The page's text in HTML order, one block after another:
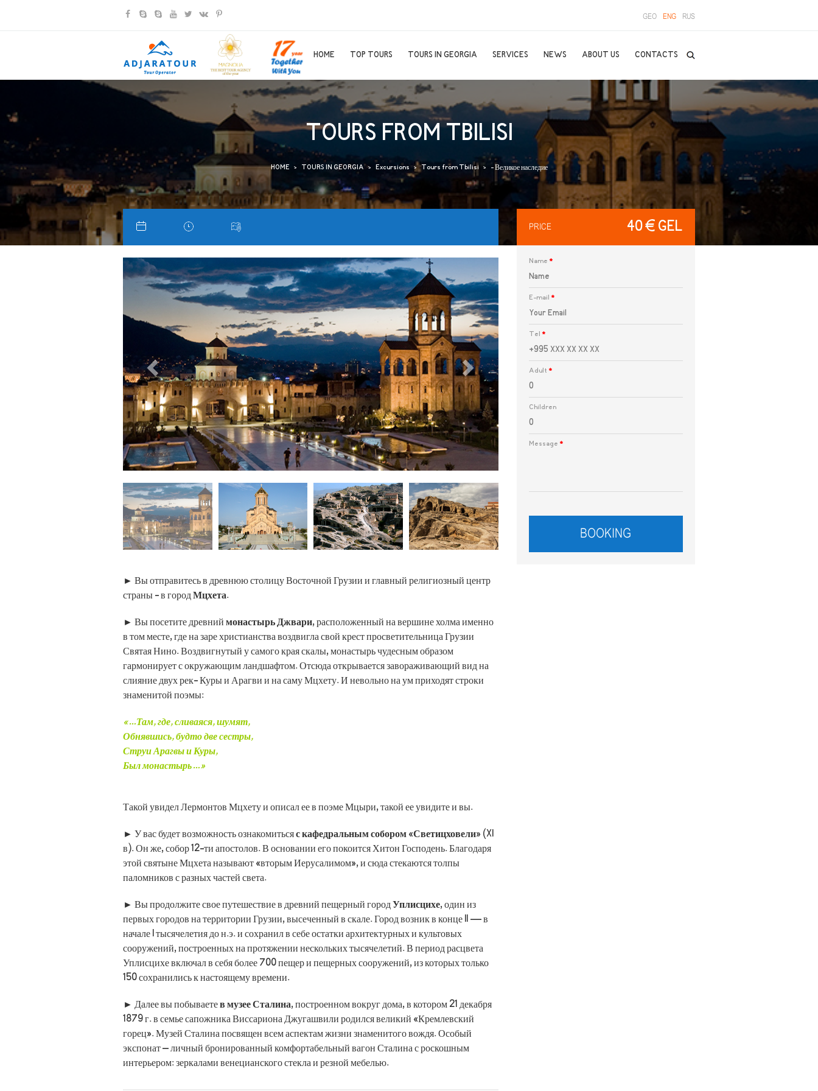
GEO ENG RUS
HOME TOP TOURS TOURS IN GEORGIA SERVICES NEWS ABOUT US CONTACTS
TOURS FROM TBILISI
HOME TOURS IN GEORGIA Excursions Tours from Tbilisi - Великое наследие
Previous
► Вы отправитесь в древнюю столицу Восточной Грузии и главный религиозный центр
страны - в городМцхета.
► Вы посетите древний монастырь Джвари, расположенный на вершине холма именно
в том месте, где на заре христианства воздвигла свой крест просветительница Грузии
Святая Нино. Воздвигнутый у самого края скалы, монастырь чудесным образом
гармонирует с окружающим ландшафтом. Отсюда открывается завораживающий вид на
слияние двух рек- Куры и Арагви и на саму Мцхету. И невольно на ум приходят строки
знаменитой поэмы:
«…Там, где, сливаяся, шумят,
Обнявшись, будто две сестры,
Струи Арагвы и Куры,
Был монастырь…»
Такой увидел Лермонтов Мцхету и описал ее в поэме Мцыри, такой ее увидите и вы.
► У вас будет возможность ознакомитьсяс кафедральным собором «Светицховели» (XI
в). Он же, собор 12-ти апостолов. В основании его покоится Хитон Господень. Благодаря
этой святыне Мцхета называют «вторым Иерусалимом», и сюда стекаются толпы
паломников с разных частей света.
► Вы продолжите свое путешествие в древний пещерный городУплисцихе, один из
первых городов на территории Грузии, высеченный в скале. Город возник в конце II — в
начале I тысячелетия до н.э. и сохранил в себе остатки архитектурных и культовых
сооружений, построенных на протяжении нескольких тысячелетий. В период расцвета
Уплисцихе включал в себя более 700 пещер и пещерных сооружений, из которых только
150 сохранились к настоящему времени.
► Далее вы побываетев музее Сталина, построенном вокруг дома, в котором 21 декабря
1879 г. в семье сапожника Виссариона Джугашвили родился великий «Кремлевский
горец». Музей Сталина посвящен всем аспектам жизни знаменитого вождя. Особый
экспонат – личный бронированный комфортабельный вагон Сталина с роскошным
интерьером: зеркалами венецианского стекла и резной мебелью.
PRICE 40 € GEL
Name *
E-mail *
Tel *
Adult *
Children
Message *
BOOKING